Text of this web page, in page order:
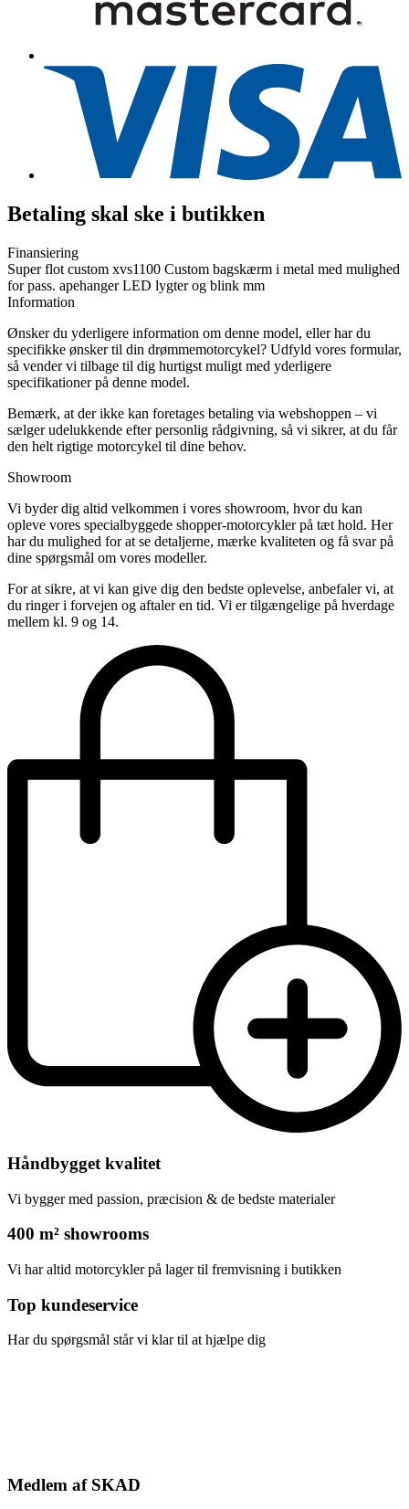
Betaling skal ske i butikken
Finansiering
Super flot custom xvs1100 Custom bagskærm i metal med mulighed
for pass. apehanger LED lygter og blink mm
Information
Ønsker du yderligere information om denne model, eller har du
specifikke ønsker til din drømmemotorcykel? Udfyld vores formular,
så vender vi tilbage til dig hurtigst muligt med yderligere
specifikationer på denne model.
Bemærk, at der ikke kan foretages betaling via webshoppen – vi
sælger udelukkende efter personlig rådgivning, så vi sikrer, at du får
den helt rigtige motorcykel til dine behov.
Showroom
Vi byder dig altid velkommen i vores showroom, hvor du kan
opleve vores specialbyggede shopper-motorcykler på tæt hold. Her
har du mulighed for at se detaljerne, mærke kvaliteten og få svar på
dine spørgsmål om vores modeller.
For at sikre, at vi kan give dig den bedste oplevelse, anbefaler vi, at
du ringer i forvejen og aftaler en tid. Vi er tilgængelige på hverdage
mellem kl. 9 og 14.
Håndbygget kvalitet
Vi bygger med passion, præcision & de bedste materialer
400 m² showrooms
Vi har altid motorcykler på lager til fremvisning i butikken
Top kundeservice
Har du spørgsmål står vi klar til at hjælpe dig
Medlem af SKAD